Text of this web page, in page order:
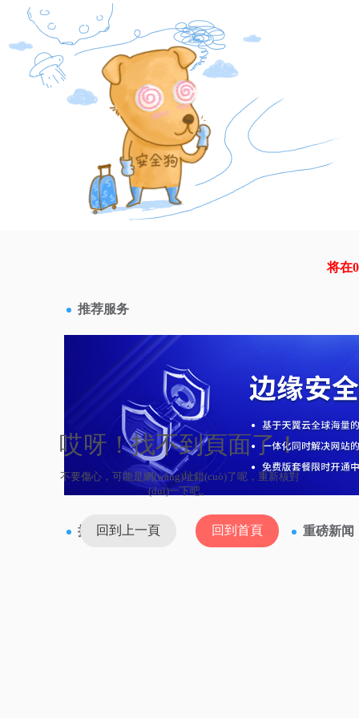
哎呀！找不到頁面了！
不要傷心，可能是網(wǎng)址錯(cuò)了呢，重新核對
(duì)一下吧。
回到上一頁 回到首頁